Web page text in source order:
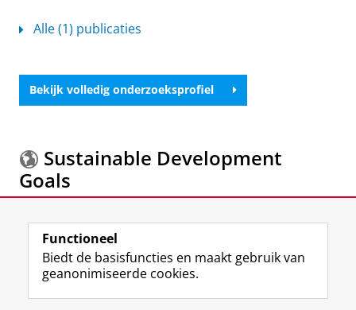
Alle (1) publicaties
Bekijk volledig onderzoeksprofiel
Sustainable Development
Goals
Meer informatie over deSustainable Development
Goals.
Volg de RUG
F
L
R I
Y
Functioneel
Biedt de basisfuncties en maakt gebruik van
geanonimiseerde cookies.